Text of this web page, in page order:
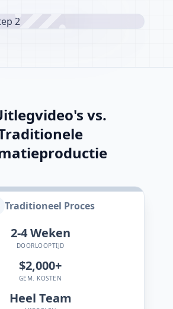
vs.
Traditioneel Proces
2-4Weken
DOORLOOPTIJD
$2,000+
GEM. KOSTEN
Heel Team